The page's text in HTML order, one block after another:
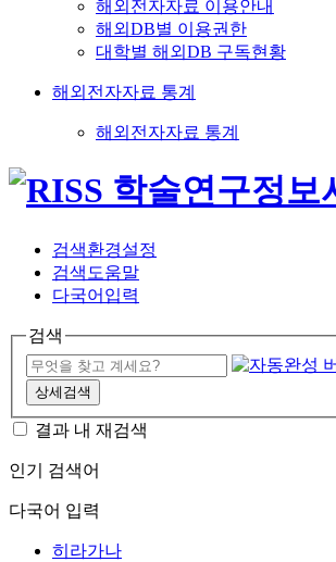
해외전자자료 이용안내
해외DB별 이용권한
대학별 해외DB 구독현황
해외전자자료 통계
해외전자자료 통계
검색환경설정
검색도움말
다국어입력
검색
상세검색
결과 내 재검색
인기 검색어
다국어 입력
히라가나